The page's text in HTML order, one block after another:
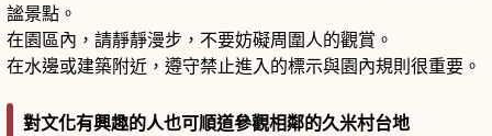
謐景點。
在園區內，請靜靜漫步，不要妨礙周圍人的觀賞。
在水邊或建築附近，遵守禁止進入的標示與園內規則很重要。
對文化有興趣的人也可順道參觀相鄰的久米村台地